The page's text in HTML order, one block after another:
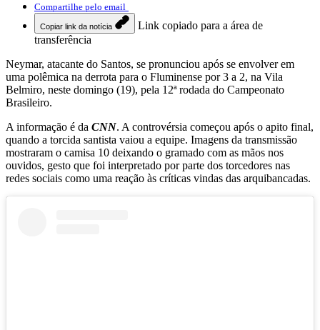
Compartilhe pelo email
Copiar link da notícia
Link copiado para a área de
transferência
Neymar, atacante do Santos, se pronunciou após se envolver em
uma polêmica na derrota para o Fluminense por 3 a 2, na Vila
Belmiro, neste domingo (19), pela 12ª rodada do Campeonato
Brasileiro.
A informação é da CNN. A controvérsia começou após o apito final,
quando a torcida santista vaiou a equipe. Imagens da transmissão
mostraram o camisa 10 deixando o gramado com as mãos nos
ouvidos, gesto que foi interpretado por parte dos torcedores nas
redes sociais como uma reação às críticas vindas das arquibancadas.